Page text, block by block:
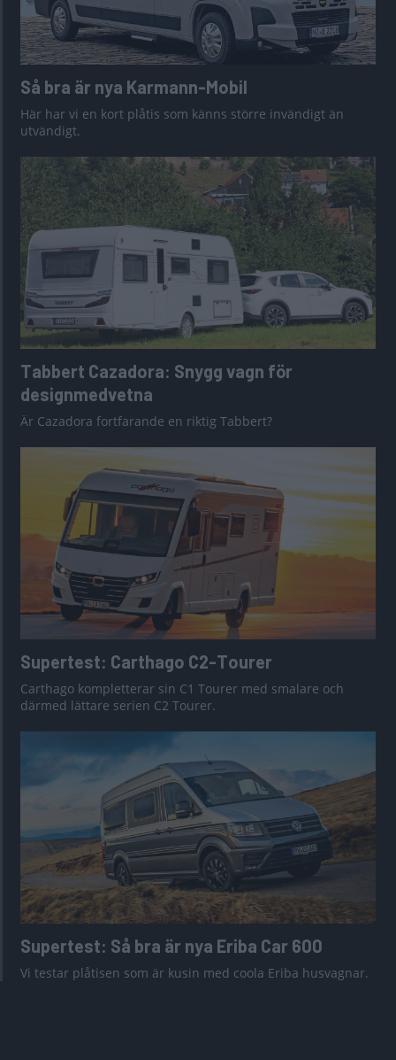
Så bra är nya Karmann-Mobil
Här har vi en kort plåtis som känns större invändigt än
utvändigt.
Tabbert Cazadora: Snygg vagn för
designmedvetna
Är Cazadora fortfarande en riktig Tabbert?
Supertest: Carthago C2-Tourer
Carthago kompletterar sin C1 Tourer med smalare och
därmed lättare serien C2 Tourer.
Supertest: Så bra är nya Eriba Car 600
Vi testar plåtisen som är kusin med coola Eriba husvagnar.